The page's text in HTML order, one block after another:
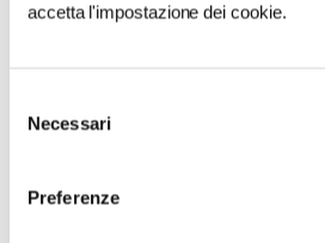
accetta l'impostazione dei cookie.
delNecessari
Preferenze